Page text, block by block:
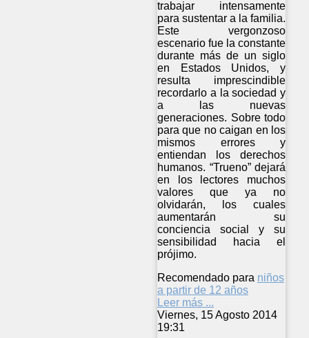
trabajar intensamente
para sustentar a la familia.
Este vergonzoso
escenario fue la constante
durante más de un siglo
en Estados Unidos, y
resulta imprescindible
recordarlo a la sociedad y
a las nuevas
generaciones. Sobre todo
para que no caigan en los
mismos errores y
entiendan los derechos
humanos. “Trueno” dejará
en los lectores muchos
valores que ya no
olvidarán, los cuales
aumentarán su
conciencia social y su
sensibilidad hacia el
prójimo.
Recomendado para niños
a partir de 12 años
Leer más ...
Viernes, 15 Agosto 2014
19:31